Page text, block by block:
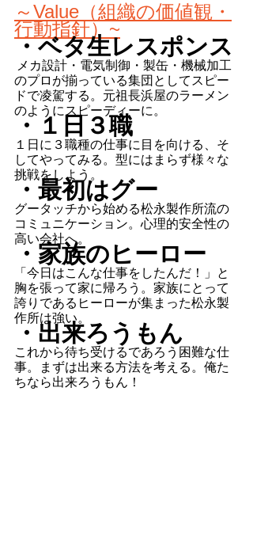
～Value（組織の価値観・
行動指針）~
・ベタ生レスポンス
メカ設計・電気制御・製缶・機械加工
のプロが揃っている集団としてスピー
ドで凌駕する。元祖長浜屋のラーメン
のようにスピーディーに。
・１日３職
１日に３職種の仕事に目を向ける、そ
してやってみる。型にはまらず様々な
挑戦をしよう。
・最初はグー
グータッチから始める松永製作所流の
コミュニケーション。心理的安全性の
高い会社へ。
・家族のヒーロー
「今日はこんな仕事をしたんだ！」と
胸を張って家に帰ろう。家族にとって
誇りであるヒーローが集まった松永製
作所は強い。
・出来ろうもん
これから待ち受けるであろう困難な仕
事。まずは出来る方法を考える。俺た
ちなら出来ろうもん！